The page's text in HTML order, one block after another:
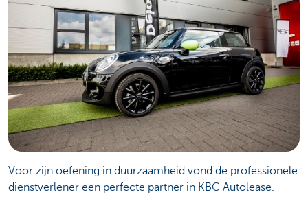
Voor zijn oefening in duurzaamheid vond de professionele
dienstverlener een perfecte partner in KBC Autolease.